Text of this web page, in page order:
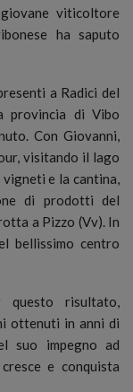
viticoltore
ha saputo
a Radici del
provincia di Vibo
Con Giovanni,
visitando il lago
e la cantina,
di prodotti del
a Pizzo (Vv). In
bellissimo centro
questo risultato,
ottenuti in anni di
suo impegno ad
e conquista